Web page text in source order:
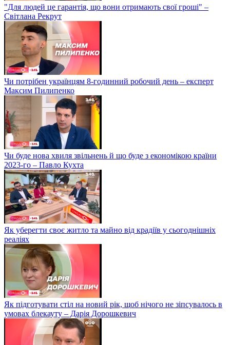
"Для людей це гарантія, що вони отримають свої гроші" –
Світлана Рекрут
Чи потрібен українцям 8-годинний робочий день – експерт
Максим Пилипенко
Чи буде нова хвиля звільнень й що буде з економікою країни
2023-го – Павло Кухта
Як уберегти своє житло та майно від крадіїв у сьогоднішніх
реаліях
Як підготувати стіл на новий рік, щоб нічого не зіпсувалось в
умовах блекауту – Дарія Дорошкевич